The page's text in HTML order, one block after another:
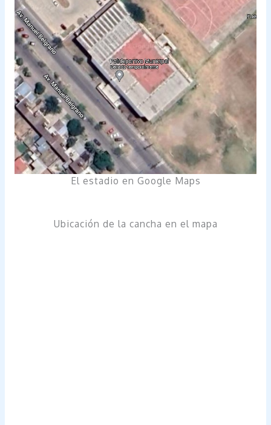
El estadio en Google Maps
Ubicación de la cancha en el mapa